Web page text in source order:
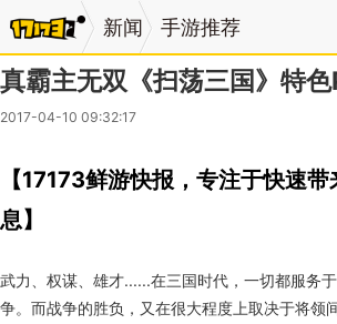
新闻 手游推荐
真霸主无双《扫荡三国》特
2017-04-10 09:32:17
【17173鲜游快报，专注于快速
息】
武力、权谋、雄才......在三国时代，一切都服
争。而战争的胜负，又在很大程度上取决于将领